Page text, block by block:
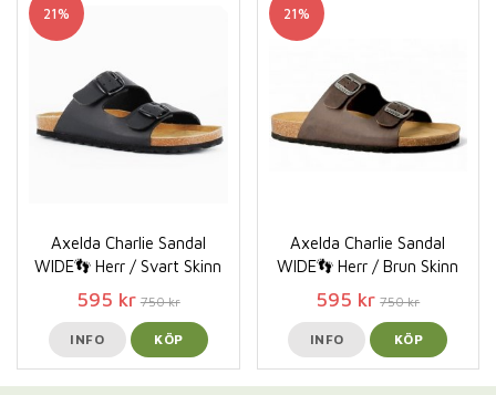
21%
Axelda Charlie Sandal
WIDE👣 Herr / Svart Skinn
595 kr 750 kr
INFO KÖP
21%
Axelda Charlie Sandal
WIDE👣 Herr / Brun Skinn
595 kr 750 kr
INFO KÖP